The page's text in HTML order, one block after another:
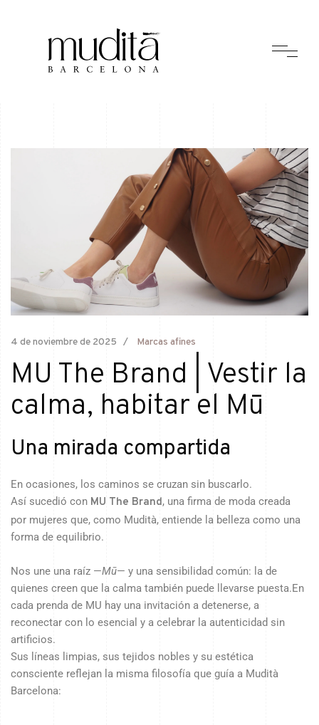
4 de noviembre de 2025 Marcas afines
MU The Brand | Vestir la
calma, habitar el Mū
Una mirada compartida
En ocasiones, los caminos se cruzan sin buscarlo.
Así sucedió con MU The Brand, una firma de moda creada
por mujeres que, como Mudità, entiende la belleza como una
forma de equilibrio.
Nos une una raíz —Mū— y una sensibilidad común: la de
quienes creen que la calma también puede llevarse puesta.En
cada prenda de MU hay una invitación a detenerse, a
reconectar con lo esencial y a celebrar la autenticidad sin
artificios.
Sus líneas limpias, sus tejidos nobles y su estética
consciente reflejan la misma filosofía que guía a Mudità
Barcelona: